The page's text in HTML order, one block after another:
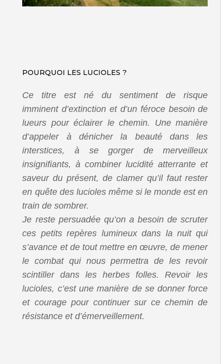
POURQUOI LES LUCIOLES ?
Ce titre est né du sentiment de risque
imminent d’extinction et d’un féroce besoin de
lueurs pour éclairer le chemin. Une manière
d’appeler à dénicher la beauté dans les
interstices, à se gorger de merveilleux
insignifiants, à combiner lucidité atterrante et
saveur du présent, de clamer qu’il faut rester
en quête des lucioles même si le monde est en
train de sombrer.
Je reste persuadée qu’on a besoin de scruter
ces petits repères lumineux dans la nuit qui
s’avance et de tout mettre en œuvre, de mener
le combat qui nous permettra de les revoir
scintiller dans les herbes folles. Revoir les
lucioles, c’est une manière de se donner force
et courage pour continuer sur ce chemin de
résistance et d’émerveillement.